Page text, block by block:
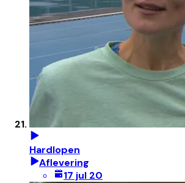
Hardlopen
Aflevering
17 jul 20